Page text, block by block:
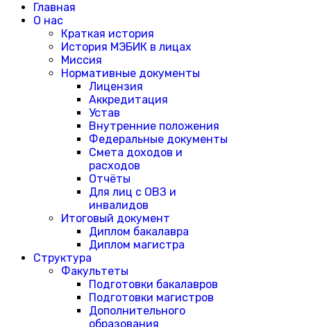
Главная
О нас
Краткая история
История МЭБИК в лицах
Миссия
Нормативные документы
Лицензия
Аккредитация
Устав
Внутренние положения
Федеральные документы
Смета доходов и
расходов
Отчёты
Для лиц с ОВЗ и
инвалидов
Итоговый документ
Диплом бакалавра
Диплом магистра
Структура
Факультеты
Подготовки бакалавров
Подготовки магистров
Дополнительного
образования